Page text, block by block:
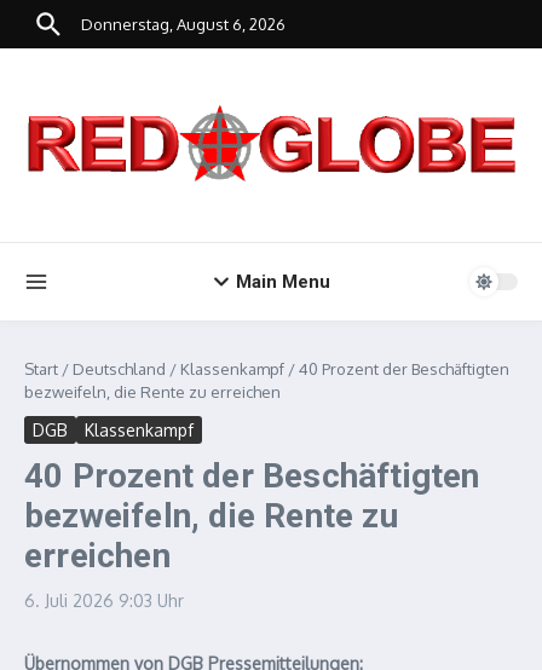
Zum Inhalt springen
Donnerstag, August 6, 2026
Main Menu
Start / Deutschland / Klassenkampf /40 Prozent der Beschäftigten
bezweifeln, die Rente zu erreichen
DGB Klassenkampf
40 Prozent der Beschäftigten
bezweifeln, die Rente zu
erreichen
6. Juli 2026 9:03 Uhr
Übernommen von DGB Pressemitteilungen: